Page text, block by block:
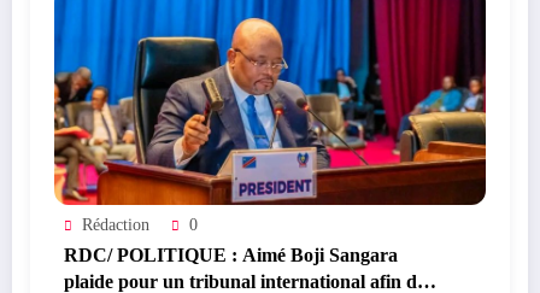
Rédaction 0
RDC/ POLITIQUE : Aimé Boji Sangara
plaide pour un tribunal international afin de